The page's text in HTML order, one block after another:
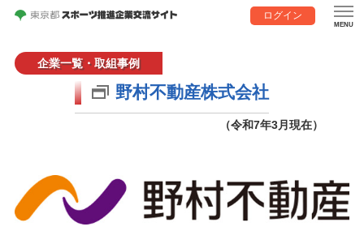
ログイン
企業一覧・取組事例
野村不動産株式会社
（令和7年3月現在）